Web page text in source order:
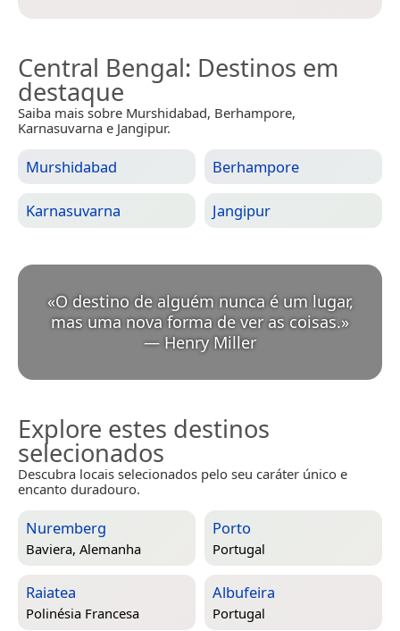
Central Bengal: Destinos em
destaque
Saiba mais sobre Murshidabad, Berhampore,
Karnasuvarna e Jangipur.
Murshidabad Berhampore
Karnasuvarna Jangipur
«O destino de alguém nunca é um lugar,
mas uma nova forma de ver as coisas.
— Henry Miller
Explore estes destinos
selecionados
Descubra locais selecionados pelo seu caráter único e
encanto duradouro.
Nuremberg
Baviera, Alemanha
Porto
Portugal
Raiatea
Polinésia Francesa
Albufeira
Portugal